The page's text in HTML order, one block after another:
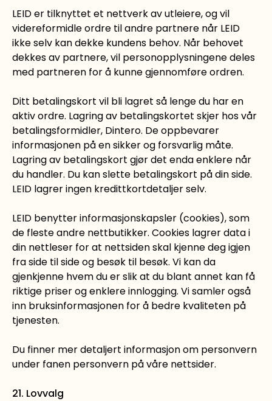
LEID er tilknyttet et nettverk av utleiere, og vil
videreformidle ordre til andre partnere når LEID
ikke selv kan dekke kundens behov. Når behovet
dekkes av partnere, vil personopplysningene deles
med partneren for å kunne gjennomføre ordren.
Ditt betalingskort vil bli lagret så lenge du har en
aktiv ordre. Lagring av betalingskortet skjer hos vår
betalingsformidler, Dintero. De oppbevarer
informasjonen på en sikker og forsvarlig måte.
Lagring av betalingskort gjør det enda enklere når
du handler. Du kan slette betalingskort på din side.
LEID lagrer ingen kredittkortdetaljer selv.
LEID benytter informasjonskapsler (cookies), som
de fleste andre nettbutikker. Cookies lagrer data i
din nettleser for at nettsiden skal kjenne deg igjen
fra side til side og besøk til besøk. Vi kan da
gjenkjenne hvem du er slik at du blant annet kan få
riktige priser og enklere innlogging. Vi samler også
inn bruksinformasjonen for å bedre kvaliteten på
tjenesten.
Du finner mer detaljert informasjon om personvern
under fanen personvern på våre nettsider.
21. Lovvalg